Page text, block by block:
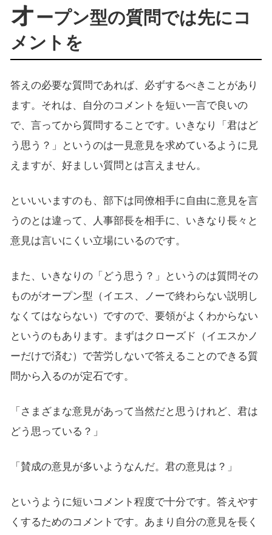
オープン型の質問では先にコ
メントを
答えの必要な質問であれば、必ずするべきことがあり
ます。それは、自分のコメントを短い一言で良いの
で、言ってから質問することです。いきなり「君はど
う思う？」というのは一見意見を求めているように見
えますが、好ましい質問とは言えません。
といいいますのも、部下は同僚相手に自由に意見を言
うのとは違って、人事部長を相手に、いきなり長々と
意見は言いにくい立場にいるのです。
また、いきなりの「どう思う？」というのは質問その
ものがオープン型（イエス、ノーで終わらない説明し
なくてはならない）ですので、要領がよくわからない
というのもあります。まずはクローズド（イエスかノ
ーだけで済む）で苦労しないで答えることのできる質
問から入るのが定石です。
「さまざまな意見があって当然だと思うけれど、君は
どう思っている？」
「賛成の意見が多いようなんだ。君の意見は？」
というように短いコメント程度で十分です。答えやす
くするためのコメントです。あまり自分の意見を長く